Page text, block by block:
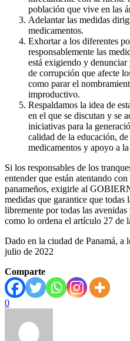
población que vive en las
Adelantar las medidas
medicamentos.
Exhortar a los diferentes
responsablemente las
está exigiendo y
de corrupción que afecte
como parar el
improductivo.
Respaldamos la idea de
en el que se discutan y se
iniciativas para la
calidad de la educación,
medicamentos y apoyo a
Si los responsables de los
entender que están atentando
panameños, exigirle al
medidas que garantice que todas
libremente por todas las
como lo ordena el artículo 27 de
Dado en la ciudad de Panamá, a
julio de 2022
Comparte
0